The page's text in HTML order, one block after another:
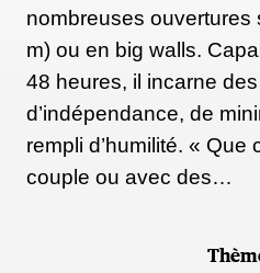
nombreuses ouvertures
m) ou en big walls.
48 heures, il incarne
d’indépendance, de
rempli d’humilité. « Que
couple ou avec des…